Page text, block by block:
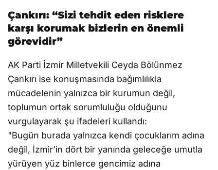
Çankırı: “Sizi tehdit eden risklere
karşı korumak bizlerin en önemli
görevidir”
AK Parti İzmir Milletvekili Ceyda Bölünmez
Çankırı ise konuşmasında bağımlılıkla
mücadelenin yalnızca bir kurumun değil,
toplumun ortak sorumluluğu olduğunu
vurgulayarak şu ifadeleri kullandı:
"Bugün burada yalnızca kendi çocuklarım adına
değil, İzmir’in dört bir yanında geleceğe umutla
yürüyen yüz binlerce gencimiz adına